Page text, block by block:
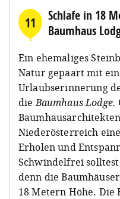
11
Schlafe in 18
Baumhaus
Ein ehemaliges
Natur gepaart mit
Urlaubserinnerung
dieBaumhaus Lodge.
Niederösterreich
Erholen und
Schwindelfrei
denn die
18 Metern Höhe. Die